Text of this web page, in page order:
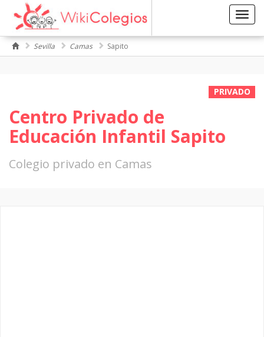
Sevilla Camas Sapito
PRIVADO
Centro Privado de
Educación Infantil Sapito
Colegio privado en Camas